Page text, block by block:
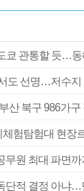
쿄 관통할 듯…
도 선명…저수지
산 북구 986가구
무원 최대 파면까
단적 결정 아냐…